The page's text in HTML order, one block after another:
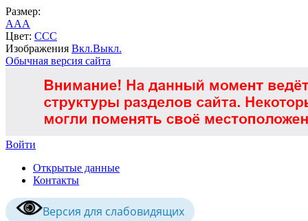
Размер:
AAA
Цвет: CCC
Изображения Вкл.Выкл.
Обычная версия сайта
Войти
Открытые данные
Контакты
Версия для слабовидящих